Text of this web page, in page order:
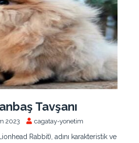
Tavşanı
2023 cagatay-yonetim
Rabbit), adını karakteristik ve